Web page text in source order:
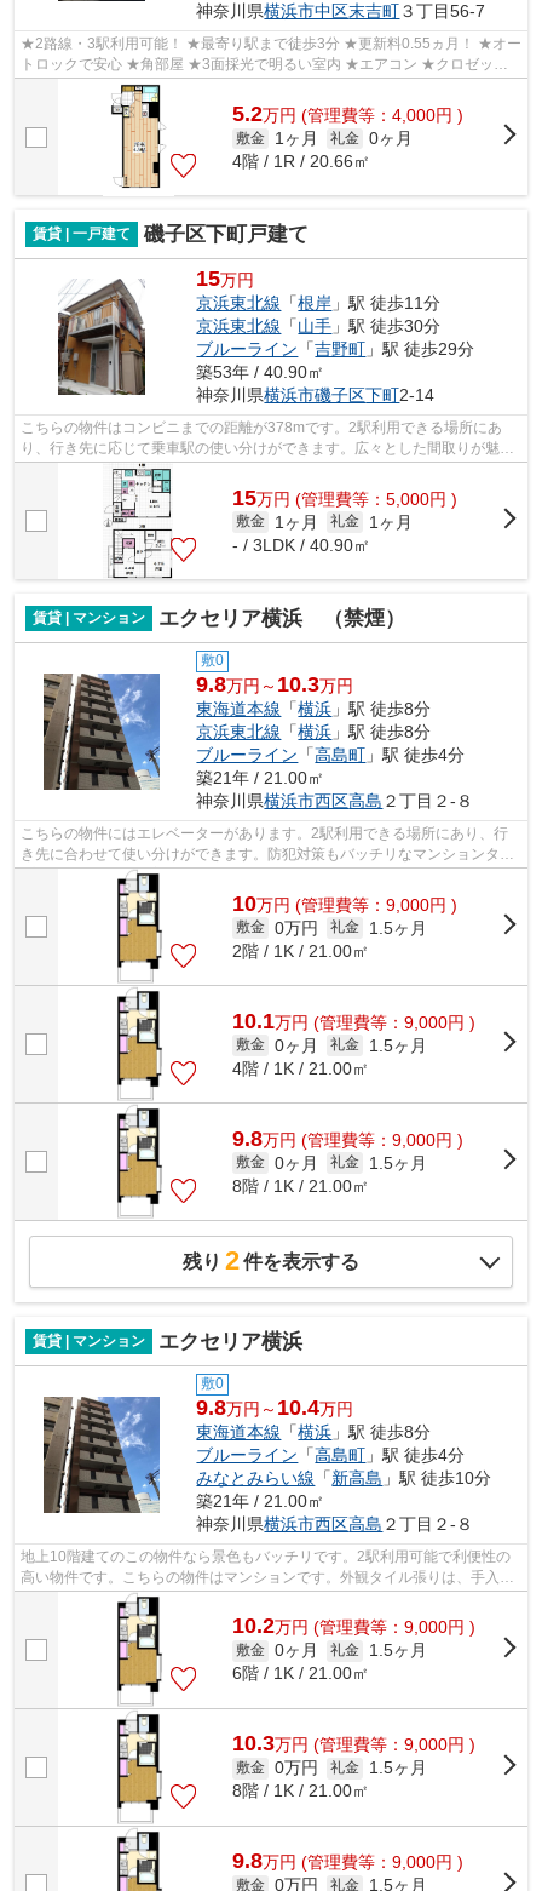
神奈川県横浜市中区末吉町３丁目56-7
★2路線・3駅利用可能！ ★最寄り駅まで徒歩3分 ★更新料0.55ヵ月！ ★オー
トロックで安心 ★角部屋 ★3面採光で明るい室内 ★エアコン ★クロゼッ
ト・シューズボックスあり
5.2万円 (管理費等：4,000円 )
敷金 1ヶ月 礼金 0ヶ月
4階 / 1R / 20.66㎡
賃貸 | 一戸建て 磯子区下町戸建て
15万円
京浜東北線 「根岸 」駅 徒歩11分
京浜東北線 「山手 」駅 徒歩30分
ブルーライン 「吉野町 」駅 徒歩29分
築53年 / 40.90㎡
神奈川県横浜市磯子区下町2-14
こちらの物件はコンビニまでの距離が378mです。2駅利用できる場所にあ
り、行き先に応じて乗車駅の使い分けができます。広々とした間取りが魅力
的な、開放感のある一戸建ての物件です。...
15万円 (管理費等：5,000円 )
敷金 1ヶ月 礼金
1ヶ月
- / 3LDK / 40.90㎡
賃貸 | マンション エクセリア横浜 （禁煙）
敷0
9.8万円～ 10.3万円
東海道本線 「横浜 」駅 徒歩8分
京浜東北線 「横浜 」駅 徒歩8分
ブルーライン 「高島町 」駅 徒歩4分
築21年 / 21.00㎡
神奈川県横浜市西区高島 ２丁目２-８
こちらの物件にはエレベーターがあります。2駅利用できる場所にあり、行
き先に合わせて使い分けができます。防犯対策もバッチリなマンションタイ
プの物件です。落ち着いた街並みにフィ...
10万円 (管理費等：9,000円 )
敷金 0万円 礼金
1.5ヶ月
2階 / 1K / 21.00㎡
10.1万円 (管理費等：9,000円 )
敷金 0ヶ月 礼金
1.5ヶ月
4階 / 1K / 21.00㎡
9.8万円 (管理費等：9,000円 )
敷金 0ヶ月 礼金
1.5ヶ月
8階 / 1K / 21.00㎡
残り 2件を表示する
賃貸 | マンション エクセリア横浜
敷0
9.8万円～ 10.4万円
東海道本線 「横浜 」駅 徒歩8分
ブルーライン 「高島町 」駅 徒歩4分
みなとみらい線 「新高島 」駅 徒歩10分
築21年 / 21.00㎡
神奈川県横浜市西区高島 ２丁目２-８
地上10階建てのこの物件なら景色もバッチリです。2駅利用可能で利便性の
高い物件です。こちらの物件はマンションです。外観タイル張りは、手入れ
を考えれば決して高価ではありません。...
10.2万円 (管理費等：9,000円 )
敷金 0ヶ月 礼金
1.5ヶ月
6階 / 1K / 21.00㎡
10.3万円 (管理費等：9,000円 )
敷金 0万円 礼金
1.5ヶ月
8階 / 1K / 21.00㎡
9.8万円 (管理費等：9,000円 )
敷金 0万円 礼金 1.5ヶ月